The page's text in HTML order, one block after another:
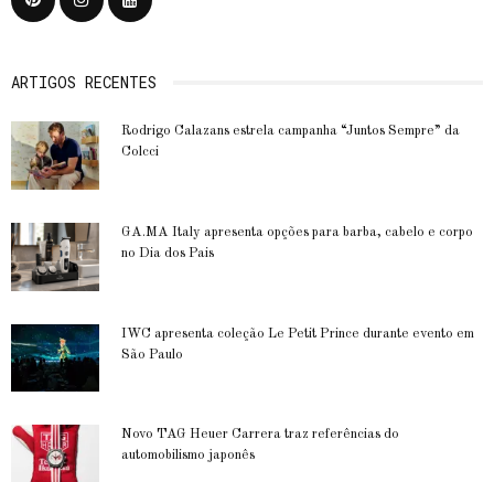
ARTIGOS RECENTES
Rodrigo Calazans estrela campanha “Juntos Sempre” da
Colcci
GA.MA Italy apresenta opções para barba, cabelo e corpo
no Dia dos Pais
IWC apresenta coleção Le Petit Prince durante evento em
São Paulo
Novo TAG Heuer Carrera traz referências do
automobilismo japonês